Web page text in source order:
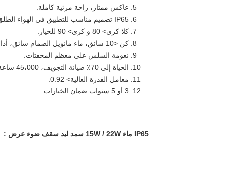
عاكس ممتاز، راحة مرئية كاملة.
IP65 تصميم مناسب للتطبيق في الهواء الطلق.
كلا كري> 80 و كري> 90 للخيار.
كن <10 سائق، ماء مانويل الصمام سائق، أداء موثوق.
نعومة السلس على معظم المخفتات.
الحياة إلى 70٪ صيانة التجويف، 45،000 ساعة.
معامل القدرة العالية> 0.92.
3 أو 5 سنوات ضمان الخيارات.
IP65 ماء 15W / 22W سمد ليد سقف ضوء عرض :